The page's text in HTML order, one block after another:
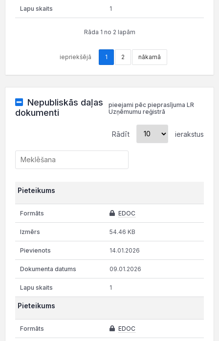
1
Rāda 1 no 2 lapām
iepriekšējā 1 2 nākamā
Nepubliskās daļas
dokumenti
pieejami pēc pieprasījuma LR
Uzņēmumu reģistrā
Rādīt ierakstus
Pieteikums
EDOC
54.46 KB
14.01.2026
09.01.2026
1
Pieteikums
EDOC